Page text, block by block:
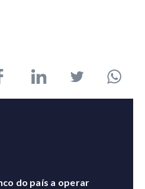
do país a operar